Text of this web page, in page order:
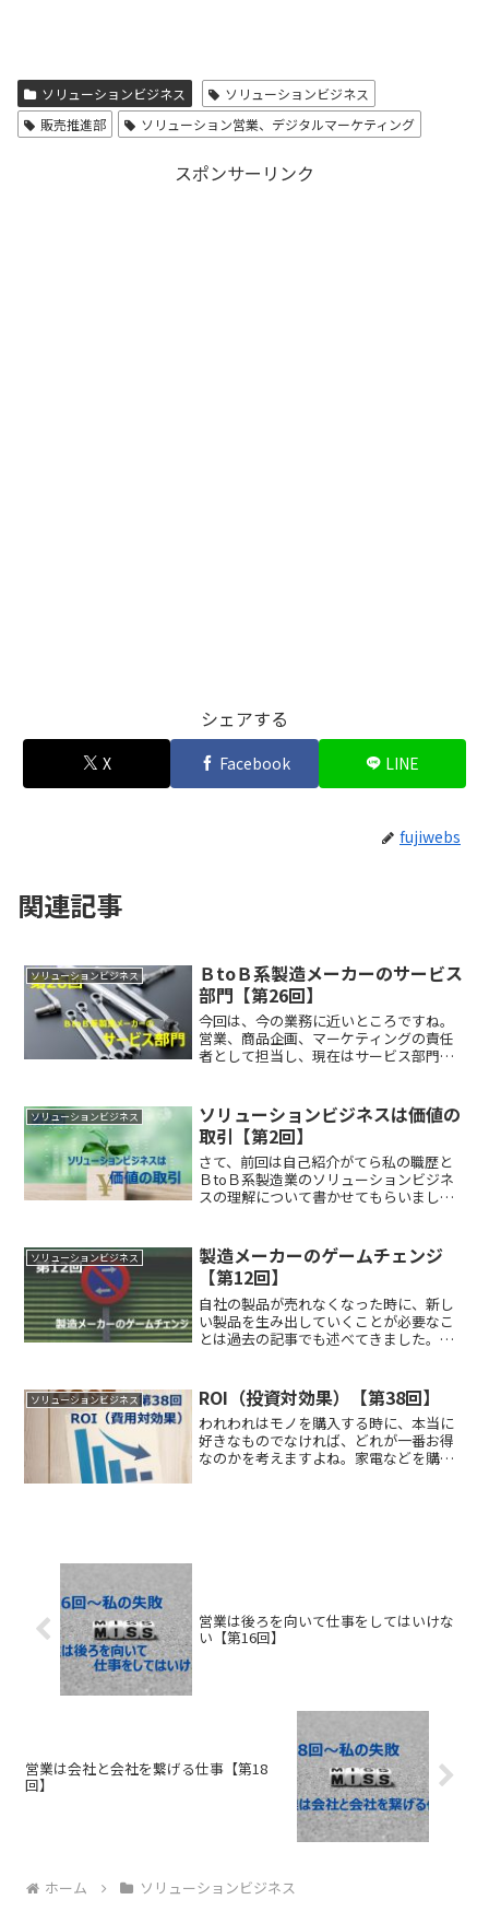
ソリューションビジネス
ソリューションビジネス
販売推進部
ソリューション営業、デジタルマーケティング
スポンサーリンク
シェアする
X Facebook LINE
fujiwebs
関連記事
ソリューションビジネス
ＢtoＢ系製造メーカーのサービス
部門【第26回】
今回は、今の業務に近いところですね。
営業、商品企画、マーケティングの責任
者として担当し、現在はサービス部門の
のサービス部門というと、製品を販売す
るための補助部門で、と...
ソリューションビジネス
ソリューションビジネスは価値の
取引【第2回】
さて、前回は自己紹介がてら私の職歴と
ＢtoＢ系製造業のソリューションビジネ
スの理解について書かせてもらいまし
か？さて、今回から２回ぐらいで、まず
はソリューションビジネス...
ソリューションビジネス
製造メーカーのゲームチェンジ
【第12回】
自社の製品が売れなくなった時に、新し
い製品を生み出していくことが必要なこ
とは過去の記事でも述べてきました。そ
toＢ企業の中でも製造メーカーは自社の
製品販売に偏り過ぎてお...
ソリューションビジネス ROI（投資対効果）【第38回】
われわれはモノを購入する時に、本当に
好きなものでなければ、どれが一番お得
なのかを考えますよね。家電などを購入
営業は後ろを向いて仕事をしてはいけな
い【第16回】
営業は会社と会社を繋げる仕事【第18
回】
ホーム ソリューションビジネス